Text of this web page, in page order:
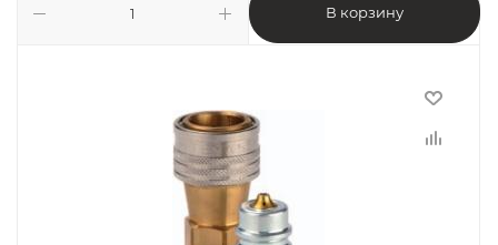
В корзину